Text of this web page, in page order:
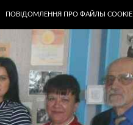
ПОВІДОМЛЕННЯ ПРО ФАЙЛЫ COOKIE